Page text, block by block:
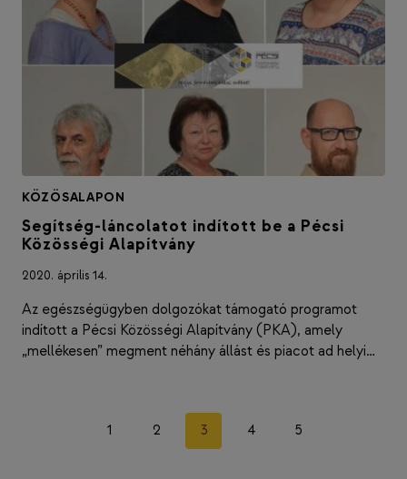
KÖZÖSALAPON
Segítség-láncolatot indított be a Pécsi
Közösségi Alapítvány
2020. április 14.
Az egészségügyben dolgozókat támogató programot
indított a Pécsi Közösségi Alapítvány (PKA), amely
„mellékesen” megment néhány állást és piacot ad helyi…
Previous1 2 3 4 5